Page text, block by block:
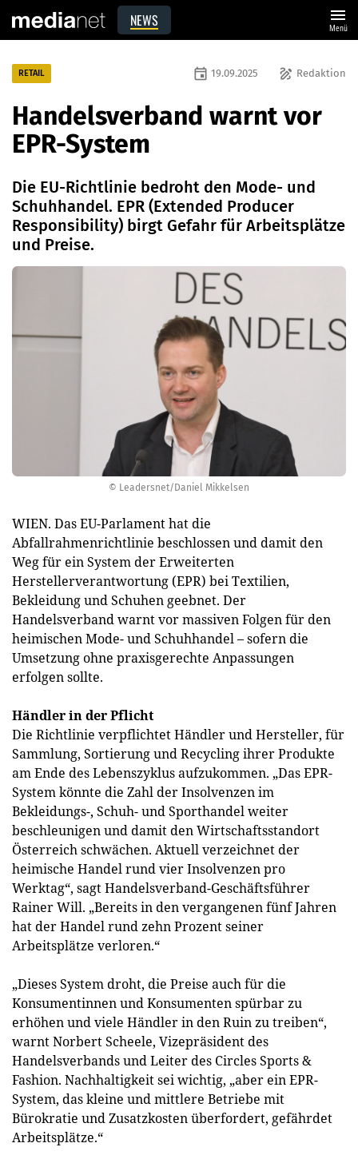
NEWS menu
Menü
© Leadersnet/Daniel Mikkelsen
RETAIL draw Redaktion
event 19.09.2025
Handelsverband warnt vor
EPR-System
Die EU-Richtlinie bedroht den Mode- und
Schuhhandel. EPR (Extended Producer
Responsibility) birgt Gefahr für Arbeitsplätze
und Preise.
WIEN. Das EU-Parlament hat die
Abfallrahmenrichtlinie beschlossen und damit den
Weg für ein System der Erweiterten
Herstellerverantwortung (EPR) bei Textilien,
Bekleidung und Schuhen geebnet. Der
Handelsverband warnt vor massiven Folgen für den
heimischen Mode- und Schuhhandel – sofern die
Umsetzung ohne praxisgerechte Anpassungen
erfolgen sollte.
Händler in der Pflicht
Die Richtlinie verpflichtet Händler und Hersteller, für
Sammlung, Sortierung und Recycling ihrer Produkte
am Ende des Lebenszyklus aufzukommen. „Das EPR-
System könnte die Zahl der Insolvenzen im
Bekleidungs-, Schuh- und Sporthandel weiter
beschleunigen und damit den Wirtschaftsstandort
Österreich schwächen. Aktuell verzeichnet der
heimische Handel rund vier Insolvenzen pro
Werktag“, sagt Handelsverband-Geschäftsführer
Rainer Will. „Bereits in den vergangenen fünf Jahren
hat der Handel rund zehn Prozent seiner
Arbeitsplätze verloren.“
„Dieses System droht, die Preise auch für die
Konsumentinnen und Konsumenten spürbar zu
erhöhen und viele Händler in den Ruin zu treiben“,
warnt Norbert Scheele, Vizepräsident des
Handelsverbands und Leiter des Circles Sports &
Fashion. Nachhaltigkeit sei wichtig, „aber ein EPR-
System, das kleine und mittlere Betriebe mit
Bürokratie und Zusatzkosten überfordert, gefährdet
Arbeitsplätze.“